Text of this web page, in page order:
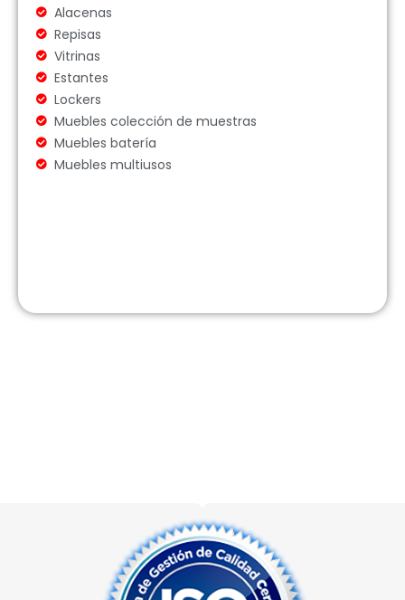
Alacenas
Repisas
Vitrinas
Estantes
Lockers
Muebles colección de muestras
Muebles batería
Muebles multiusos